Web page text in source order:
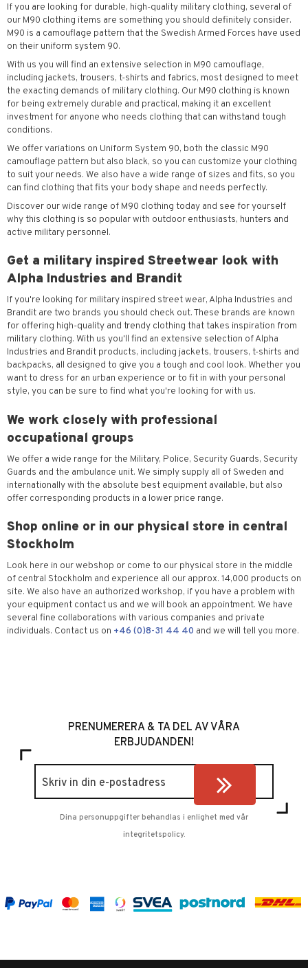
If you are looking for durable, high-quality military clothing, several of
our M90 clothing items are something you should definitely consider.
M90 is a camouflage pattern that the Swedish Armed Forces have used
on their uniform system 90.
With us you will find an extensive selection in M90 camouflage,
including jackets, trousers, t-shirts and fabrics, most designed to meet
the exacting demands of military clothing. Our M90 clothing is known
for being extremely durable and practical, making it an excellent
investment for anyone who needs clothing that can withstand tough
conditions.
We offer variations on Uniform System 90, both the classic M90
camouflage pattern but also black, so you can customize your clothing
to suit your needs. We also have a wide range of sizes and fits, so you
can find clothing that fits your body shape and needs perfectly.
Discover our wide range of M90 clothing today and see for yourself
why this clothing is so popular with outdoor enthusiasts, hunters and
active military personnel.
Get a military inspired Streetwear look with
Alpha Industries and Brandit
If you're looking for military inspired street wear, Alpha Industries and
Brandit are two brands you should check out. These brands are known
for offering high-quality and trendy clothing that takes inspiration from
military clothing. With us you'll find an extensive selection of Alpha
Industries and Brandit products, including jackets, trousers, t-shirts and
backpacks, all designed to give you a tough and cool look. Whether you
want to dress for an urban experience or to fit in with your personal
style, you can be sure to find what you're looking for with us.
We work closely with professional
occupational groups
We offer a wide range for the Military, Police, Security Guards, Security
Guards and the ambulance unit. We simply supply all of Sweden and
internationally with the absolute best equipment available, but also
offer corresponding products in a lower price range.
Shop online or in our physical store in central
Stockholm
Look here in our webshop or come to our physical store in the middle
of central Stockholm and experience all our approx. 14,000 products on
site. We also have an authorized workshop, if you have a problem with
your equipment contact us and we will book an appointment. We have
several fine collaborations with various companies and private
individuals. Contact us on +46 (0)8-31 44 40 and we will tell you more.
PRENUMERERA & TA DEL AV VÅRA
ERBJUDANDEN!
Dina personuppgifter behandlas i enlighet med vår
integritetspolicy.